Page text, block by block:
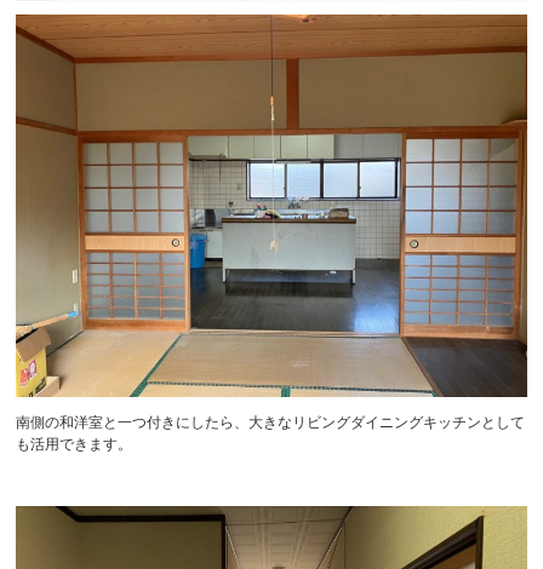
南側の和洋室と一つ付きにしたら、大きなリビングダイニングキッチンとして
も活用できます。